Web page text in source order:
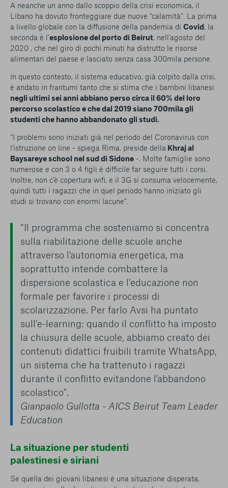
A neanche un anno dallo scoppio della crisi economica, il
Libano ha dovuto fronteggiare due nuove “calamità”. La prima
a livello globale con la diffusione della pandemia di Covid, la
seconda è l’esplosione del porto di Beirut, nell’agosto del
2020 , che nel giro di pochi minuti ha distrutto le risorse
alimentari del paese e lasciato senza casa 300mila persone.
In questo contesto, il sistema educativo, già colpito dalla crisi,
è andato in frantumi tanto che si stima che i bambini libanesi
negli ultimi sei anni abbiano perso circa il 60% del loro
percorso scolastico e che dal 2019 siano 700mila gli
studenti che hanno abbandonato gli studi.
“I problemi sono iniziati già nel periodo del Coronavirus con
l'istruzione on line - spiega Rima, preside della Khraj al
Baysareye school nel sud di Sidone -. Molte famiglie sono
numerose e con 3 o 4 figli è difficile far seguire tutti i corsi.
Inoltre, non c’è copertura wifi, e il 3G si consuma velocemente,
quindi tutti i ragazzi che in quel periodo hanno iniziato gli
studi si trovano con enormi lacune”.
“Il programma che sosteniamo si concentra
sulla riabilitazione delle scuole anche
attraverso l'autonomia energetica, ma
soprattutto intende combattere la
dispersione scolastica e l'educazione non
formale per favorire i processi di
scolarizzazione. Per farlo Avsi ha puntato
sull'e-learning: quando il conflitto ha imposto
la chiusura delle scuole, abbiamo creato dei
contenuti didattici fruibili tramite WhatsApp,
un sistema che ha trattenuto i ragazzi
durante il conflitto evitandone l'abbandono
scolastico".
Gianpaolo Gullotta - AICS Beirut Team Leader
Education
La situazione per studenti
palestinesi e siriani
Se quella dei giovani libanesi è una situazione disperata,